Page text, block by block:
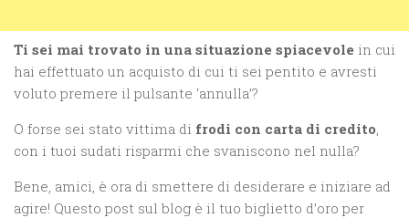
Ti sei mai trovato in una situazione spiacevole in cui
hai effettuato un acquisto di cui ti sei pentito e avresti
voluto premere il pulsante ‘annulla’?
O forse sei stato vittima di frodi con carta di credito,
con i tuoi sudati risparmi che svaniscono nel nulla?
Bene, amici, è ora di smettere di desiderare e iniziare ad
agire! Questo post sul blog è il tuo biglietto d’oro per